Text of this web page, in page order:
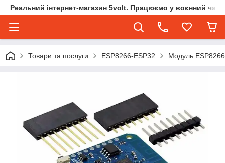
Реальний інтернет-магазин 5volt. Працюємо у воєнний
Товари та послуги ESP8266-ESP32 Модуль